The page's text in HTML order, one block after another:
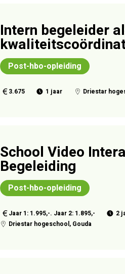
Intern begeleider
Post-hbo-opleiding
3.675 1 jaar Driestar
School Video
Begeleiding
Post-hbo-opleiding
Jaar 1: 1.995,-. Jaar 2: 1.895,-
2
Driestar hogeschool, Gouda